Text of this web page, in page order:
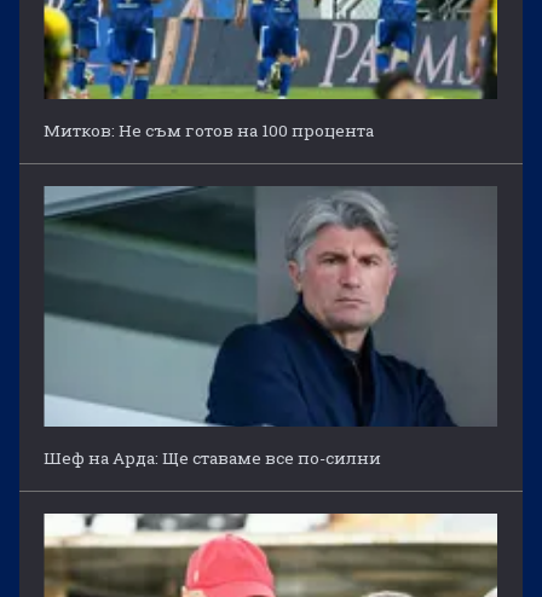
Митков: Не съм готов на 100 процента
Шеф на Арда: Ще ставаме все по-силни